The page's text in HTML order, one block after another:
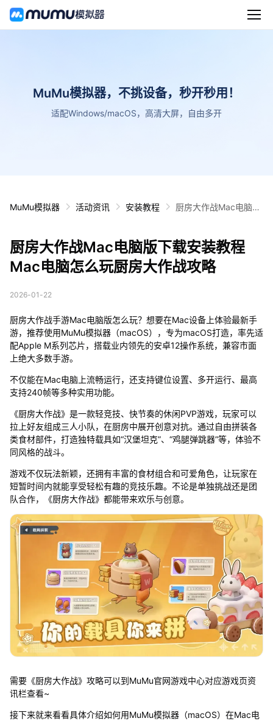
MuMu模拟器，不挑设备，秒开秒用！
适配Windows/macOS，高清大屏，自由多开
MuMu模拟器 活动资讯 安装教程
厨房大作战Mac电脑版
厨房大作战Mac电脑版下载安装教程
Mac电脑怎么玩厨房大作战攻略
2026-01-22
厨房大作战手游Mac电脑版怎么玩？想要在Mac设备上体验最新手
游，推荐使用MuMu模拟器（macOS），专为macOS打造，率先适
配Apple M系列芯片，搭载业内领先的安卓12操作系统，兼容市面
上绝大多数手游。
不仅能在Mac电脑上流畅运行，还支持键位设置、多开运行、最高
支持240帧等多种实用功能。
《厨房大作战》是一款轻竞技、快节奏的休闲PVP游戏，玩家可以
拉上好友组成三人小队，在厨房中展开创意对抗。通过自由拼装各
类食材部件，打造独特载具如“汉堡坦克”、“鸡腿弹跳器”等，体验不
同风格的战斗。
游戏不仅玩法新颖，还拥有丰富的食材组合和可爱角色，让玩家在
短暂时间内就能享受轻松有趣的竞技乐趣。不论是单独挑战还是团
队合作，《厨房大作战》都能带来欢乐与创意。
需要《厨房大作战》攻略可以到MuMu官网游戏中心对应游戏页资
讯栏查看~
接下来就来看看具体介绍如何用MuMu模拟器（macOS）在Mac电